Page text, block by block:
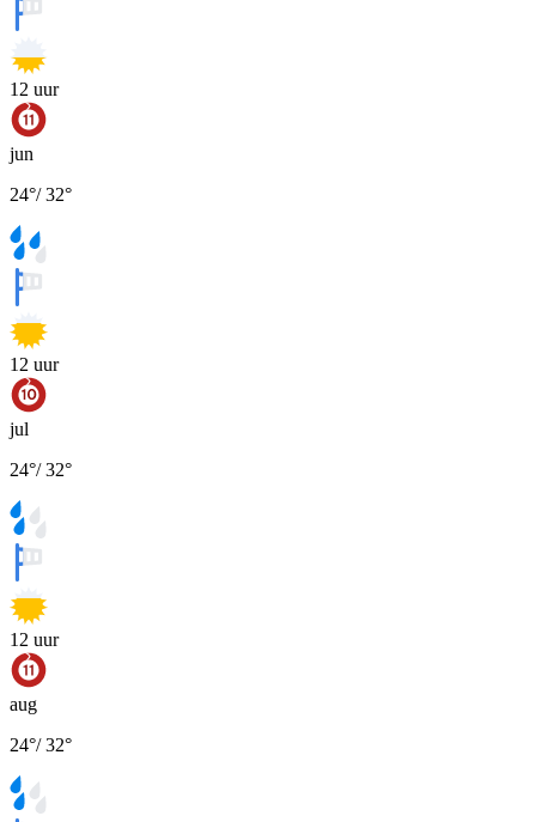
12 uur
jun
24°/32°
12 uur
jul
24°/32°
12 uur
aug
24°/32°